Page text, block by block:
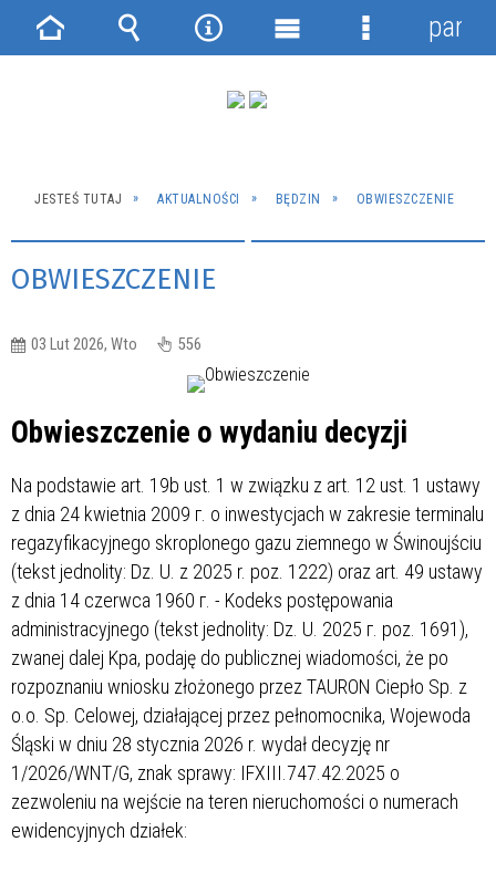
JESTEŚ TUTAJ AKTUALNOŚCI BĘDZIN OBWIESZCZENIE
OBWIESZCZENIE
03 Lut 2026, Wto 556
Obwieszczenie o wydaniu decyzji
Na podstawie art. 19b ust. 1 w związku z art. 12 ust. 1 ustawy
z dnia 24 kwietnia 2009 г. o inwestycjach w zakresie terminalu
regazyfikacyjnego skroplonego gazu ziemnego w Świnoujściu
(tekst jednolity: Dz. U. z 2025 r. poz. 1222) oraz art. 49 ustawy
z dnia 14 czerwca 1960 г. - Kodeks postępowania
administracyjnego (tekst jednolity: Dz. U. 2025 г. poz. 1691),
zwanej dalej Kpa, podaję do publicznej wiadomości, że po
rozpoznaniu wniosku złożonego przez TAURON Ciepło Sp. z
o.o. Sp. Celowej, działającej przez pełnomocnika, Wojewoda
Śląski w dniu 28 stycznia 2026 r. wydał decyzję nr
1/2026/WNT/G, znak sprawy: IFXIII.747.42.2025 o
zezwoleniu na wejście na teren nieruchomości o numerach
ewidencyjnych działek:
Strona Wyszukiwarka
NarzędziaMenu
Menu
panel